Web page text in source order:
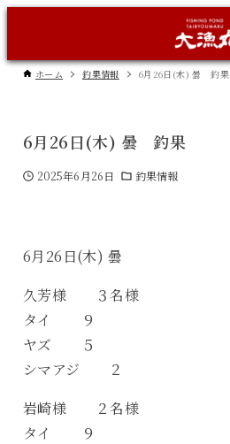
ホーム 釣果情報 6月26日(木) 曇 釣果
6月26日(木) 曇 釣果
2025年6月26日 釣果情報
6月26日(木) 曇
久芳様 ３名様
タイ ９
ヤズ ５
シマアジ ２
岩崎様 ２名様
タイ ９